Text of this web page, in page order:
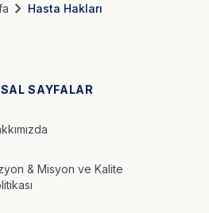
chevron_right Hasta Hakları
SAYFALAR
& Misyon ve Kalite